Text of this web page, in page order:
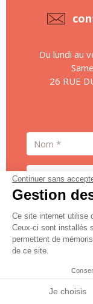
Du lundi au
26 RUE
Nom
Prénom
Email
Téléphone
Continuer sans
Gestion
Ce site internet utilise
Ceux-ci sont installés
permettent de
de ce site.
Je choisis